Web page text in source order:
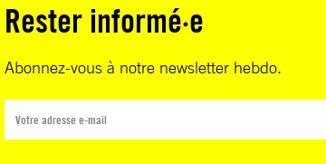
Rester informé·e
Abonnez-vous à notre newsletter hebdo.